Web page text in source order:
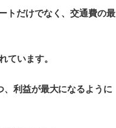
トだけでなく、交通費の最
ています。
利益が最大になるように